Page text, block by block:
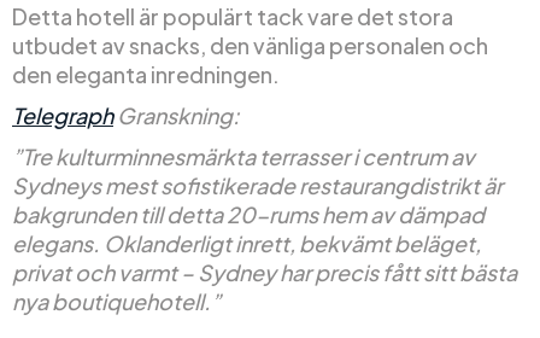
Detta hotell är populärt tack vare det stora
utbudet av snacks, den vänliga personalen och
den eleganta inredningen.
TelegraphGranskning:
”Tre kulturminnesmärkta terrasser i centrum av
Sydneys mest sofistikerade restaurangdistrikt är
bakgrunden till detta 20-rums hem av dämpad
elegans. Oklanderligt inrett, bekvämt beläget,
privat och varmt – Sydney har precis fått sitt bästa
nya boutiquehotell.”